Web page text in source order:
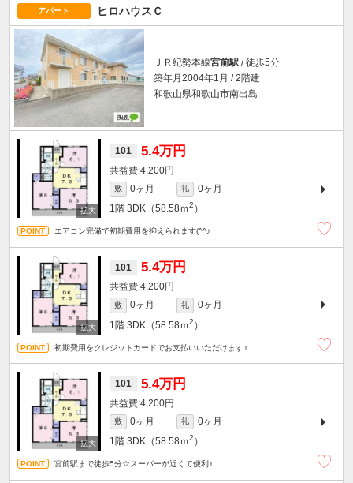
アパート ヒロハウスＣ
ＪＲ紀勢本線宮前駅 / 徒歩5分
築年月2004年1月 / 2階建
和歌山県和歌山市南出島
101 5.4万円
4,200円
敷 0ヶ月 礼
0ヶ月
1階 3DK（58.58ｍ2 ）
エアコン完備で初期費用を抑えられます(^^♪
101 5.4万円
4,200円
敷 0ヶ月 礼
0ヶ月
1階 3DK（58.58ｍ2 ）
初期費用をクレジットカードでお支払いいただけます♪
101 5.4万円
4,200円
敷 0ヶ月 礼
0ヶ月
1階 3DK（58.58ｍ2 ）
宮前駅まで徒歩5分☆スーパーが近くて便利♪